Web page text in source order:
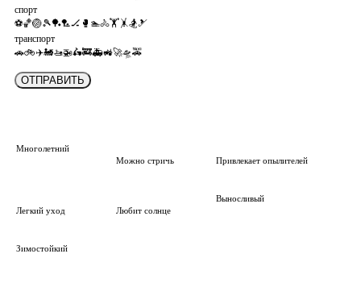
спорт
⚽🏀🏐🎾🏓🏸🏒 🥊 🏊🚴🏋️🤸🏂🎿
транспорт
🚗🚲✈️🚂🚤🚁🛵🚒🚑🚜🚀🛸🚕
Многолетний
Можно стричь
Привлекает опылителей
Легкий уход Любит солнце
Выносливый
Зимостойкий